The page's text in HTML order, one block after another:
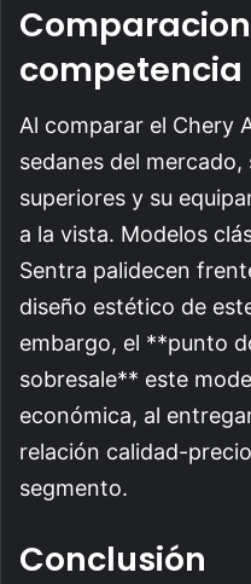
competencia
Al comparar el Chery
sedanes del mercado,
superiores y su
a la vista. Modelos
Sentra palidecen
diseño estético de
embargo, el **punto
sobresale** este
económica, al
relación calidad-
segmento.
Conclusión